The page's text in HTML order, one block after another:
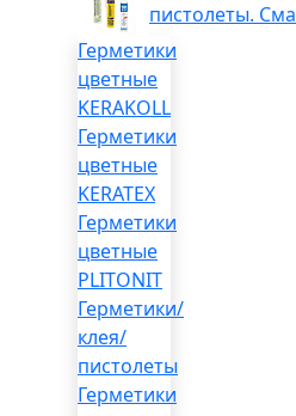
пистолеты.
Герметики
цветные
KERAKOLL
Герметики
цветные
KERATEX
Герметики
цветные
PLITONIT
Герметики/
клея/
пистолеты
Герметики